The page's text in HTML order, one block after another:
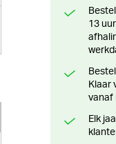
Besteld op weekdagen voor
13
Besteld tijdens het weekend?
Klaar
vanaf
Elk jaar 50.000 tevreden